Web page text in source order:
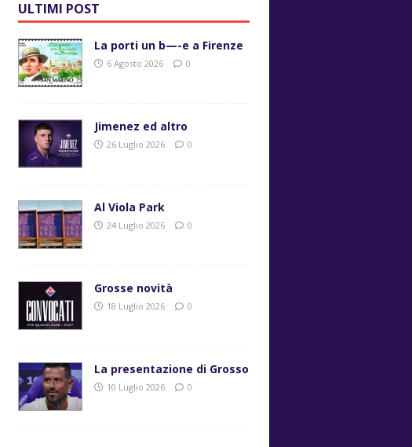
ULTIMI POST
La porti un b—-e a Firenze
6 Agosto 2026 0
Jimenez ed altro
26 Luglio 2026 0
Al Viola Park
24 Luglio 2026 0
Grosse novità
18 Luglio 2026 0
La presentazione di Grosso
10 Luglio 2026 0